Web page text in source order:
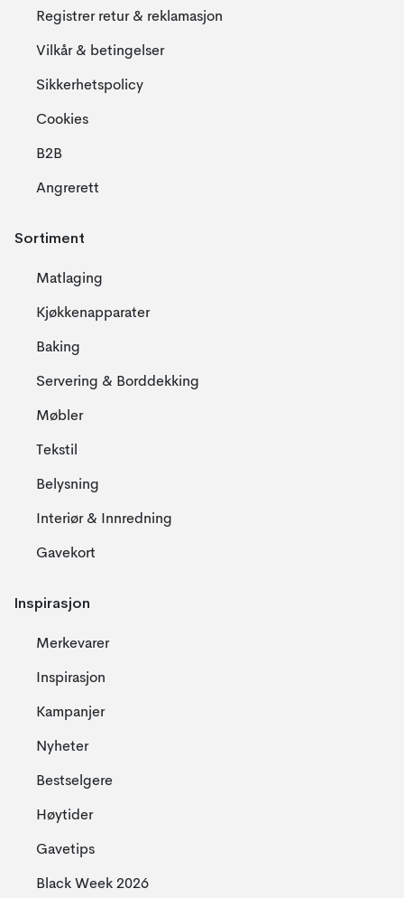
Registrer retur & reklamasjon
Vilkår & betingelser
Sikkerhetspolicy
Cookies
B2B
Angrerett
Sortiment
Matlaging
Kjøkkenapparater
Baking
Servering & Borddekking
Møbler
Tekstil
Belysning
Interiør & Innredning
Gavekort
Inspirasjon
Merkevarer
Inspirasjon
Kampanjer
Nyheter
Bestselgere
Høytider
Gavetips
Black Week 2026